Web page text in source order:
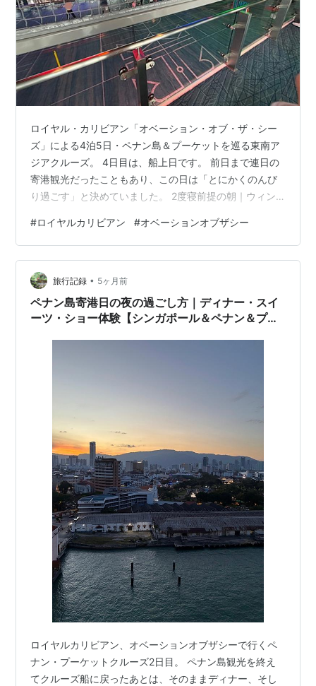
ロイヤル・カリビアン「オベーション・オブ・ザ・シー
ズ」による4泊5日・ペナン島＆プーケットを巡る東南ア
ジアクルーズ。 4日目は、船上日です。 前日まで連日の
寄港観光だったこともあり、この日は「とにかくのんび
り過ごす」と決めていました。 2度寝前提の朝｜ウィン
ピザ ロイヤル・カリビアン名物「水飛沫大会」を観戦 船
内探検｜ショップ・カジノ・図書室 アクティビティとク
イズ大会に参加 ディナー STARTERS MAIN COURSES
DESSERTS トリビア、夜のショーへ 明日は下船日｜最後
の朝へ 2度寝前提の朝｜ウィンドジャマーで早めの朝食
…
#ロイヤルカリビアン #オベーションオブザシー
旅行記録 • 5ヶ月前
ペナン島寄港日の夜の過ごし方｜ディナー・スイ
ーツ・ショー体験【シンガポール＆ペナン＆プー
ロイヤルカリビアン、オベーションオブザシーで行くペ
ナン・プーケットクルーズ2日目。 ペナン島観光を終え
てクルーズ船に戻ったあとは、そのままディナー、そし